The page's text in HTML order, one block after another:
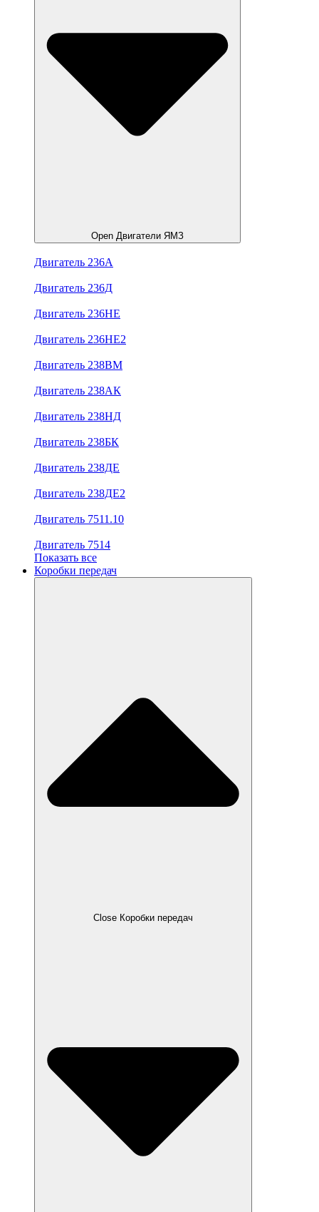
Open Двигатели ЯМЗ
Двигатель 236А
Двигатель 236Д
Двигатель 236НЕ
Двигатель 236НЕ2
Двигатель 238ВМ
Двигатель 238АК
Двигатель 238НД
Двигатель 238БК
Двигатель 238ДЕ
Двигатель 238ДЕ2
Двигатель 7511.10
Двигатель 7514
Показать все
Коробки передач
Close Коробки передач